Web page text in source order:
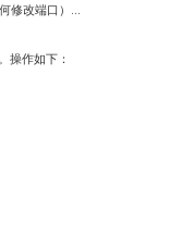
修改端口）...
操作如下：